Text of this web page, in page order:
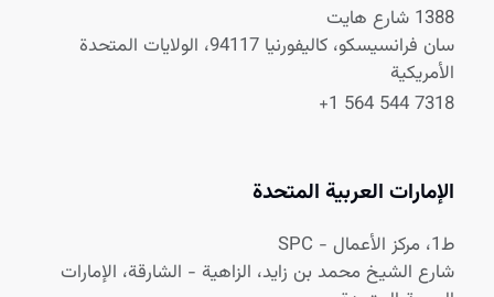
1388 شارع هايت
سان فرانسيسكو، كاليفورنيا 94117، الولايات المتحدة
الأمريكية
+1 564 544 7318
الإمارات العربية المتحدة
ط1، مركز الأعمال - SPC
شارع الشيخ محمد بن زايد، الزاهية - الشارقة، الإمارات